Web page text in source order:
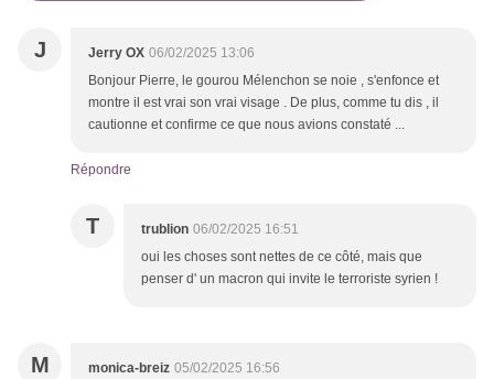
J Jerry OX 06/02/2025 13:06
Bonjour Pierre, le gourou Mélenchon se noie , s'enfonce et
montre il est vrai son vrai visage . De plus, comme tu dis , il
cautionne et confirme ce que nous avions constaté ...
Répondre
T trublion 06/02/2025 16:51
oui les choses sont nettes de ce côté, mais que
penser d' un macron qui invite le terroriste syrien !
M monica-breiz 05/02/2025 16:56